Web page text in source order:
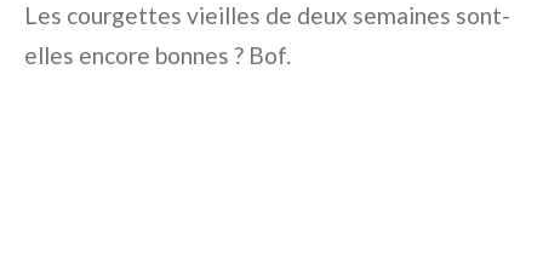
Les courgettes vieilles de deux semaines sont-
elles encore bonnes ? Bof.